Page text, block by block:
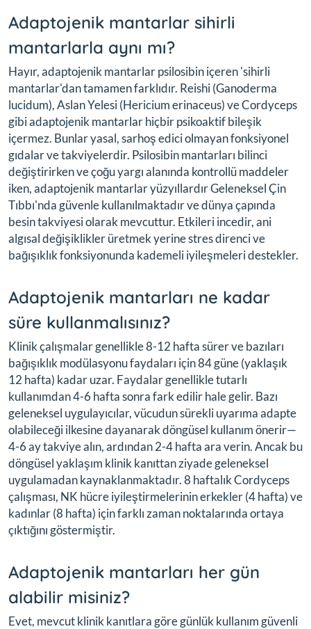
Adaptojenik mantarlar sihirli
mantarlarla aynı mı?
Hayır, adaptojenik mantarlar psilosibin içeren 'sihirli
mantarlar'dan tamamen farklıdır. Reishi (Ganoderma
lucidum), Aslan Yelesi (Hericium erinaceus) ve Cordyceps
gibi adaptojenik mantarlar hiçbir psikoaktif bileşik
içermez. Bunlar yasal, sarhoş edici olmayan fonksiyonel
gıdalar ve takviyelerdir. Psilosibin mantarları bilinci
değiştirirken ve çoğu yargı alanında kontrollü maddeler
iken, adaptojenik mantarlar yüzyıllardır Geleneksel Çin
Tıbbı'nda güvenle kullanılmaktadır ve dünya çapında
besin takviyesi olarak mevcuttur. Etkileri incedir, ani
algısal değişiklikler üretmek yerine stres direnci ve
bağışıklık fonksiyonunda kademeli iyileşmeleri destekler.
Adaptojenik mantarları ne kadar
süre kullanmalısınız?
Klinik çalışmalar genellikle 8-12 hafta sürer ve bazıları
bağışıklık modülasyonu faydaları için 84 güne (yaklaşık
12 hafta) kadar uzar. Faydalar genellikle tutarlı
kullanımdan 4-6 hafta sonra fark edilir hale gelir. Bazı
geleneksel uygulayıcılar, vücudun sürekli uyarıma adapte
olabileceği ilkesine dayanarak döngüsel kullanım önerir—
4-6 ay takviye alın, ardından 2-4 hafta ara verin. Ancak bu
döngüsel yaklaşım klinik kanıttan ziyade geleneksel
uygulamadan kaynaklanmaktadır. 8 haftalık Cordyceps
çalışması, NK hücre iyileştirmelerinin erkekler (4 hafta) ve
kadınlar (8 hafta) için farklı zaman noktalarında ortaya
çıktığını göstermiştir.
Adaptojenik mantarları her gün
alabilir misiniz?
Evet, mevcut klinik kanıtlara göre günlük kullanım güvenli